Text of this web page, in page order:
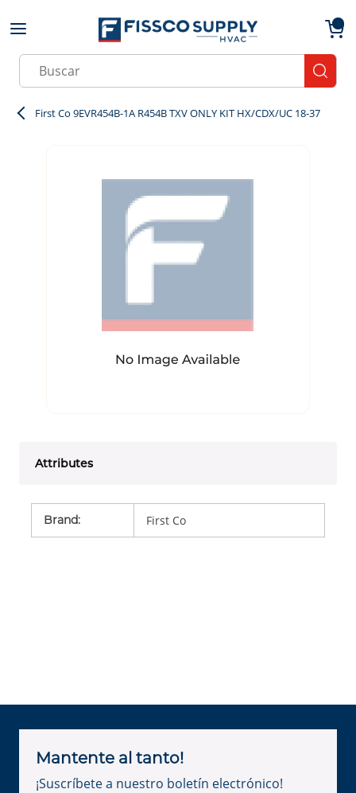
Skip to main content
Site Search
First Co 9EVR454B-1A R454B TXV ONLY KIT HX/CDX/UC 18-37
Attributes
Brand: First Co
Mantente al tanto!
¡Suscríbete a nuestro boletín electrónico!